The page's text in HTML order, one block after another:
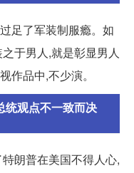
足了军装制服瘾。如
于男人,就是彰显男人
作品中,不少演。
统观点不一致而决
朗普在美国不得人心,